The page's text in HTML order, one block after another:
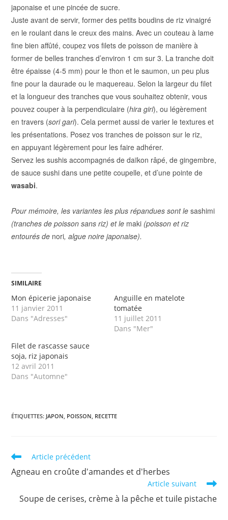
japonaise et une pincée de sucre.
Juste avant de servir, former des petits boudins de riz vinaigré
en le roulant dans le creux des mains. Avec un couteau à lame
fine bien affûté, coupez vos filets de poisson de manière à
former de belles tranches d’environ 1 cm sur 3. La tranche doit
être épaisse (4-5 mm) pour le thon et le saumon, un peu plus
fine pour la daurade ou le maquereau. Selon la largeur du filet
et la longueur des tranches que vous souhaitez obtenir, vous
pouvez couper à la perpendiculaire (hira giri), ou légèrement
en travers (sori gari). Cela permet aussi de varier le textures et
les présentations. Posez vos tranches de poisson sur le riz,
en appuyant légèrement pour les faire adhérer.
Servez les sushis accompagnés de daïkon râpé, de gingembre,
de sauce sushi dans une petite coupelle, et d’une pointe de
wasabi.
Pour mémoire, les variantes les plus répandues sont lesashimi
(tranches de poisson sans riz) et le maki (poisson et riz
entourés de nori, algue noire japonaise).
SIMILAIRE
Mon épicerie japonaise
11 janvier 2011
Dans "Adresses"
Anguille en matelote
tomatée
11 juillet 2011
Dans "Mer"
Filet de rascasse sauce
soja, riz japonais
12 avril 2011
Dans "Automne"
ÉTIQUETTES: JAPON, POISSON, RECETTE
Read
articles
Article précédent
Agneau en croûte d'amandes et d'herbes
Article suivant
Soupe de cerises, crème à la pêche et tuile pistache